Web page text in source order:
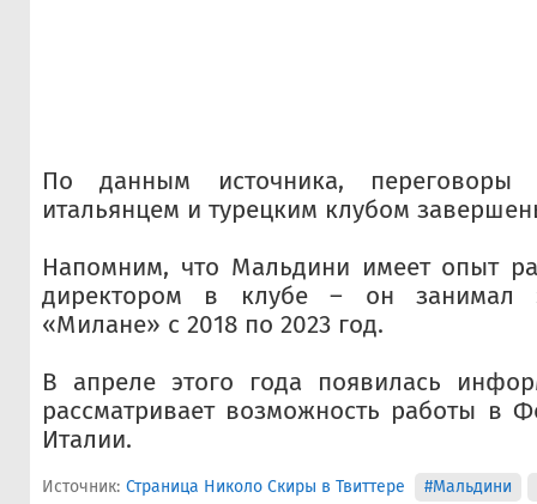
По данным источника, переговоры
итальянцем и турецким клубом
Напомним, что Мальдини имеет опыт
директором в клубе – он занимал
«Милане» с 2018 по 2023 год.
В апреле этого года появилась
рассматривает возможность работы в
Италии.
Источник: Страница Николо Скиры в Твиттере #Мальдини